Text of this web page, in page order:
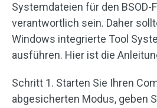
Systemdateien für den BSOD-
verantwortlich sein. Daher
Windows integrierte Tool
ausführen. Hier ist die
Schritt 1. Starten Sie Ihren
abgesicherten Modus, geben